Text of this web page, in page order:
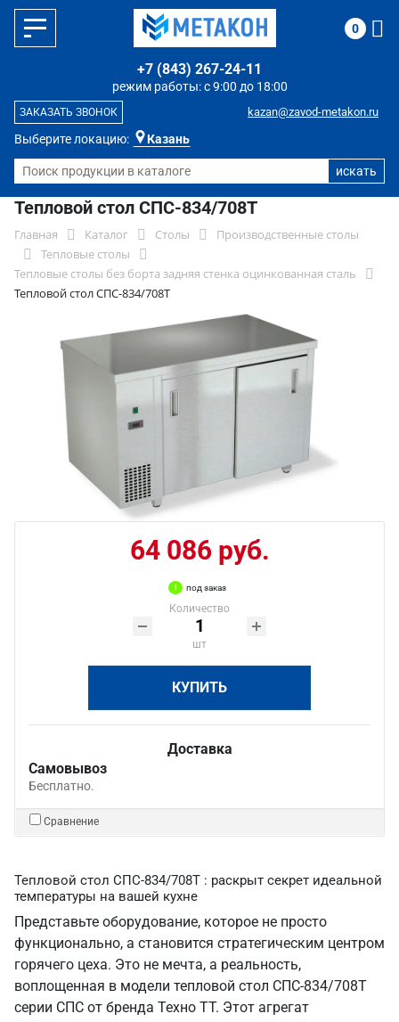
Выберите локацию: Казань
режим работы: с 9:00 до 18:00
+7 (843) 267-24-11
kazan@zavod-metakon.ru
ЗАКАЗАТЬ ЗВОНОК
0
Тепловой стол СПС-834/708Т
Главная Каталог Столы
Производственные столы
Тепловые столы
Тепловые столы без борта задняя стенка оцинкованная сталь
Тепловой стол СПС-834/708Т
64 086 руб.
под заказ
Количество
шт
КУПИТЬ
Доставка
Самовывоз
Бесплатно.
Сравнение
Тепловой стол СПС-834/708Т : раскрыт секрет идеальной
температуры на вашей кухне
Представьте оборудование, которое не просто
функционально, а становится стратегическим центром
горячего цеха. Это не мечта, а реальность,
воплощенная в модели тепловой стол СПС-834/708Т
серии СПС от бренда Техно ТТ. Этот агрегат